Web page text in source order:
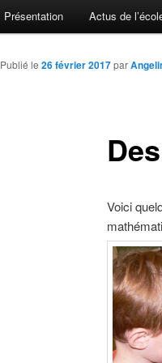
Aller au contenu principal
Aller au contenu secondaire
Présentation Actus de
Publié le 26 février 2017par
Voici